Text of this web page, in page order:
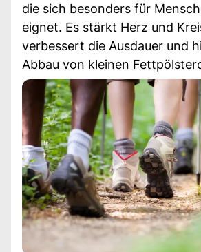
die sich besonders für
eignet. Es stärkt Herz und
verbessert die Ausdauer und
Abbau von kleinen